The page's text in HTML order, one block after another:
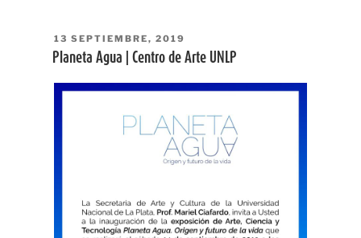
PUBLICADO
EL
13 SEPTIEMBRE, 2019
Planeta Agua | Centro de Arte UNLP